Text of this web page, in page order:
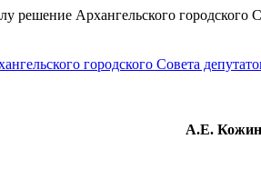
решение Архангельского городского
городского Совета
А.Е. Кожин